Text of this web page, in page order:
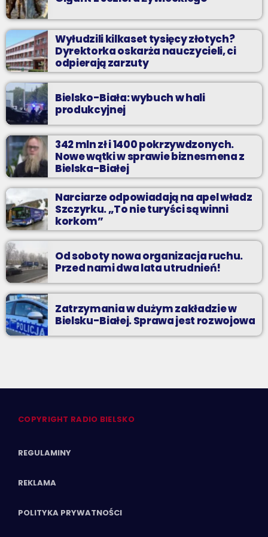
Wyłudzili kilkaset tysięcy złotych?
Dyrektorka oskarża nauczycieli, ci
odpierają zarzuty
Bielsko-Biała: wybuch w hali
produkcyjnej
342 mln zł i 1400 pokrzywdzonych.
Nowe wątki w sprawie biznesmena z
Bielska-Białej
Narciarze odpowiadają na apel władz
Szczyrku. „To nie turyści są winni
korkom”
Od soboty nowa organizacja ruchu.
Przed nami dwa lata utrudnień!
Zatrzymania w dużym zakładzie w
Bielsku-Białej. Sprawa jest rozwojowa
COPYRIGHT RADIO BIELSKO
REGULAMINY
REKLAMA
POLITYKA PRYWATNOŚCI